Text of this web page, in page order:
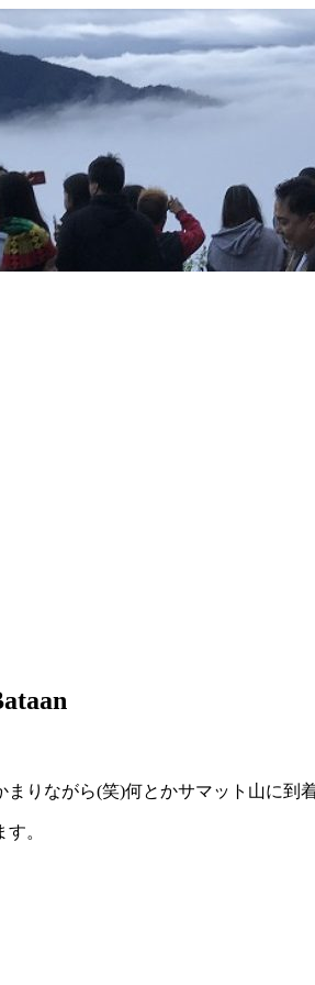
りながら(笑)何とかサマット山に到着
。